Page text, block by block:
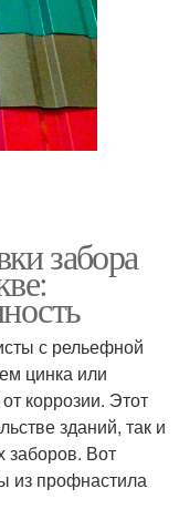
забора
с рельефной
цинка или
коррозии. Этот
зданий, так и
заборов. Вот
из профнастила